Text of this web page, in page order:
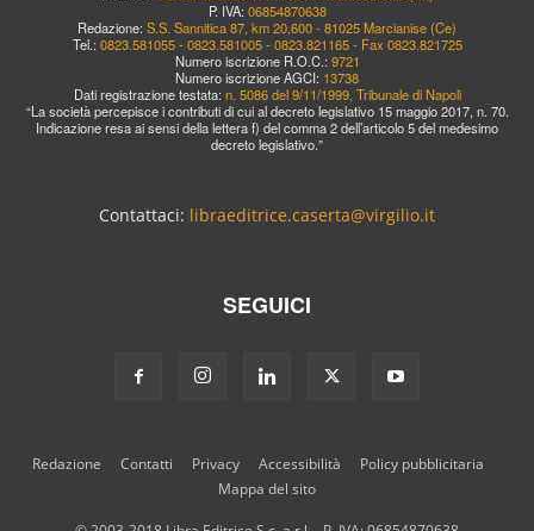
P. IVA: 06854870638
Redazione: S.S. Sannitica 87, km 20,600 - 81025 Marcianise (Ce)
Tel.: 0823.581055 - 0823.581005 - 0823.821165 - Fax 0823.821725
Numero iscrizione R.O.C.: 9721
Numero iscrizione AGCI: 13738
Dati registrazione testata: n. 5086 del 9/11/1999, Tribunale di Napoli
“La società percepisce i contributi di cui al decreto legislativo 15 maggio 2017, n. 70.
Indicazione resa ai sensi della lettera f) del comma 2 dell’articolo 5 del medesimo
decreto legislativo.”
Contattaci: libraeditrice.caserta@virgilio.it
SEGUICI
Redazione Contatti Privacy Accessibilità
Policy pubblicitaria
Mappa del sito